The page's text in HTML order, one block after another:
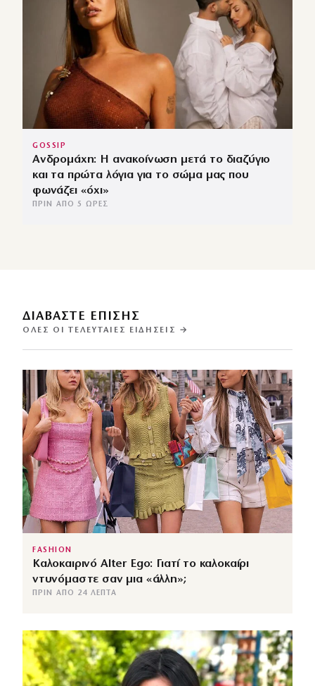
GOSSIP
Ανδρομάχη: Η ανακοίνωση μετά το διαζύγιο
και τα πρώτα λόγια για το σώμα μας που
φωνάζει «όχι»
ΠΡΙΝ ΑΠΌ 5 ΏΡΕΣ
ΔΙΑΒΑΣΤΕ ΕΠΙΣΗΣ
ΌΛΕΣ ΟΙ ΤΕΛΕΥΤΑΊΕΣ ΕΙΔΉΣΕΙΣ →
FASHION
Καλοκαιρινό Alter Ego: Γιατί το καλοκαίρι
ντυνόμαστε σαν μια «άλλη»;
ΠΡΙΝ ΑΠΌ 24 ΛΕΠΤΆ